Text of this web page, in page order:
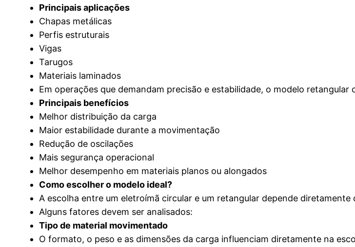
Principais aplicações
Chapas metálicas
Perfis estruturais
Vigas
Tarugos
Materiais laminados
Em operações que demandam precisão e estabilidade, o modelo
Principais benefícios
Melhor distribuição da carga
Maior estabilidade durante a movimentação
Redução de oscilações
Mais segurança operacional
Melhor desempenho em materiais planos ou alongados
Como escolher o modelo ideal?
A escolha entre um eletroímã circular e um retangular depende
Alguns fatores devem ser analisados:
Tipo de material movimentado
O formato, o peso e as dimensões da carga influenciam diretamente na